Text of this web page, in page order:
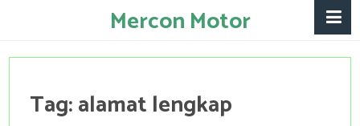
Mercon Motor
Tag:alamat lengkap